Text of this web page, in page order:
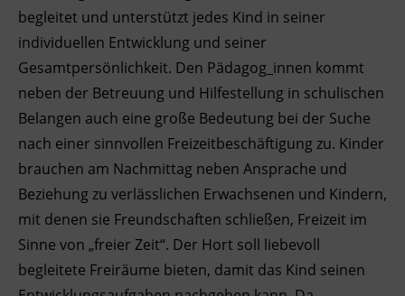
Ingenieurzertifizierung
Deutsch und Integration
Akademisches Studienzentrum
Digitales Lernen
BFI Reutte
BFI Schwaz
begleitet und unterstützt jedes Kind in seiner
individuellen Entwicklung und seiner
Gesamtpersönlichkeit. Den Pädagog_innen kommt
neben der Betreuung und Hilfestellung in schulischen
Belangen auch eine große Bedeutung bei der Suche
nach einer sinnvollen Freizeitbeschäftigung zu. Kinder
brauchen am Nachmittag neben Ansprache und
Beziehung zu verlässlichen Erwachsenen und Kindern,
mit denen sie Freundschaften schließen, Freizeit im
Sinne von „freier Zeit“. Der Hort soll liebevoll
begleitete Freiräume bieten, damit das Kind seinen